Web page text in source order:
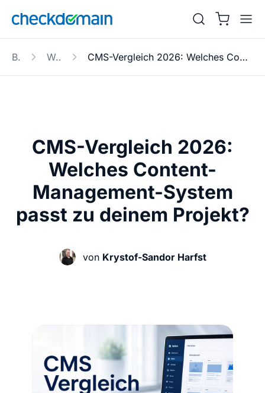
Blog Website CMS-Vergleich 2026: Welches Content-Management-System passt zu deinem Projekt?
CMS-Vergleich 2026:
Welches Content-
Management-System
passt zu deinem Projekt?
von Krystof-Sandor Harfst